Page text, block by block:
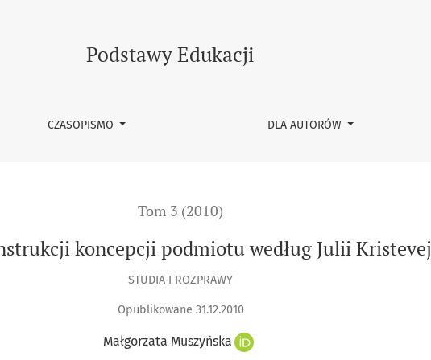
Kristevej
Podstawy Edukacji
CZASOPISMO DLA AUTORÓW
Tom 3 (2010)
koncepcji podmiotu według Julii Kristevej
STUDIA I ROZPRAWY
Opublikowane 31.12.2010
Małgorzata Muszyńska